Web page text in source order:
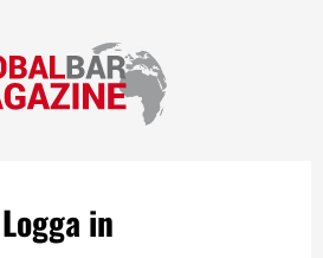
Logga in